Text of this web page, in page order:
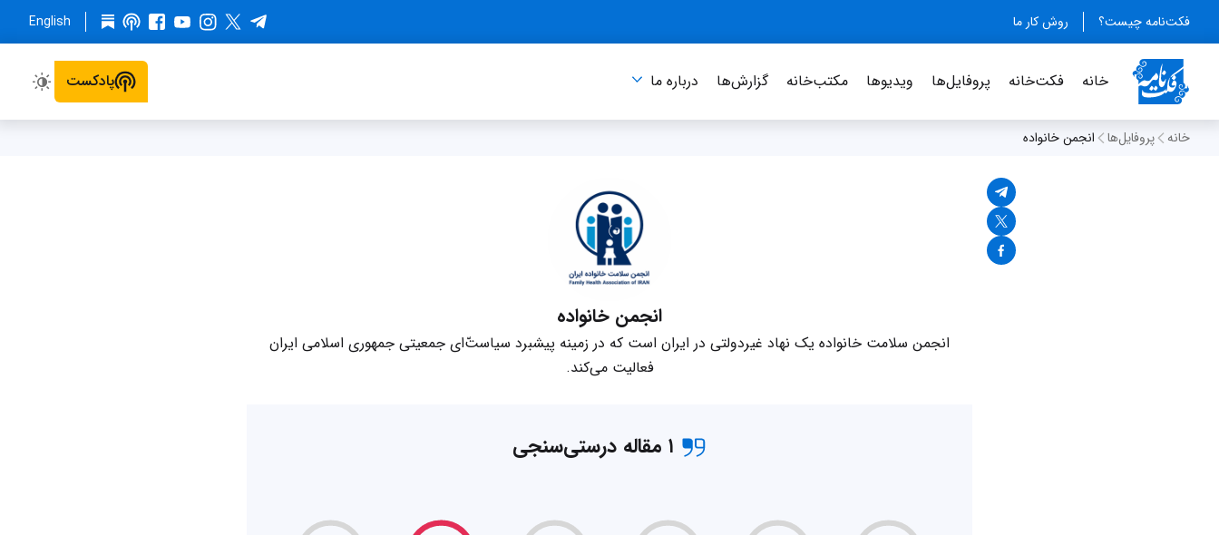
فکت‌نامه چیست؟ روش کار ما English
خانه فکت‌خانه پروفایل‌ها ویدیو‌ها مکتب‌خانه گزارش‌ها درباره‌ ما پادکست
خانه پروفایل‌ها انجمن خانواده
انجمن خانواده
انجمن سلامت خانواده یک نهاد غیردولتی در ایران است که در زمینه پیشبرد سیاست‌ّای جمعیتی جمهوری اسلامی ایران
فعالیت می‌کند.
۱ مقاله درستی‌سنجی